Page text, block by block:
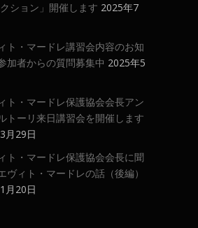
ション」開催します 2025年7
ト・マードレ講習会内容のお知
加者からの質問募集中 2025年5
ト・マードレ保護協会会長アン
トーリ来日講習会を開催します
月29日
ト・マードレ保護協会会長に聞
ヴィト・マードレの話（後編）
月20日